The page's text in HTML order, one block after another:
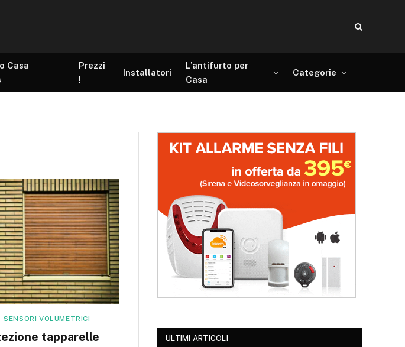
Casa
Prezzi
!
Installatori
L’antifurto per
Casa
Categorie
SENSORI VOLUMETRICI
tapparelle ULTIMI ARTICOLI